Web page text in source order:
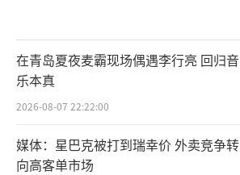
在青岛夏夜麦霸现场偶遇李行亮 回归音
乐本真
2026-08-07 22:22:00
媒体：星巴克被打到瑞幸价 外卖竞争转
向高客单市场